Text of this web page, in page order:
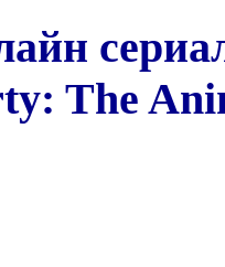
The